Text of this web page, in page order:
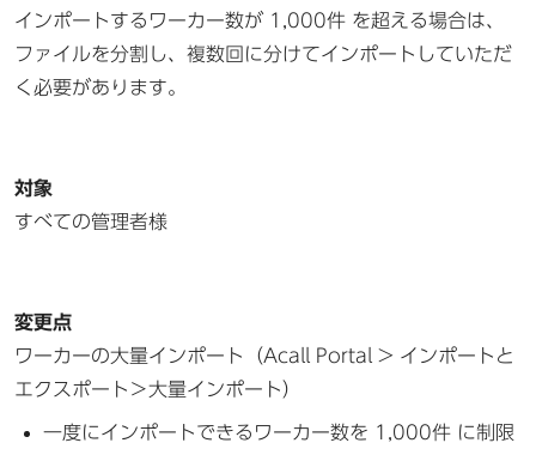
インポートするワーカー数が 1,000件 を超える場合は、
ファイルを分割し、複数回に分けてインポートしていただ
く必要があります。
対象
すべての管理者様
変更点
ワーカーの大量インポート（Acall Portal > インポートと
エクスポート＞大量インポート）
一度にインポートできるワーカー数を 1,000件 に制限